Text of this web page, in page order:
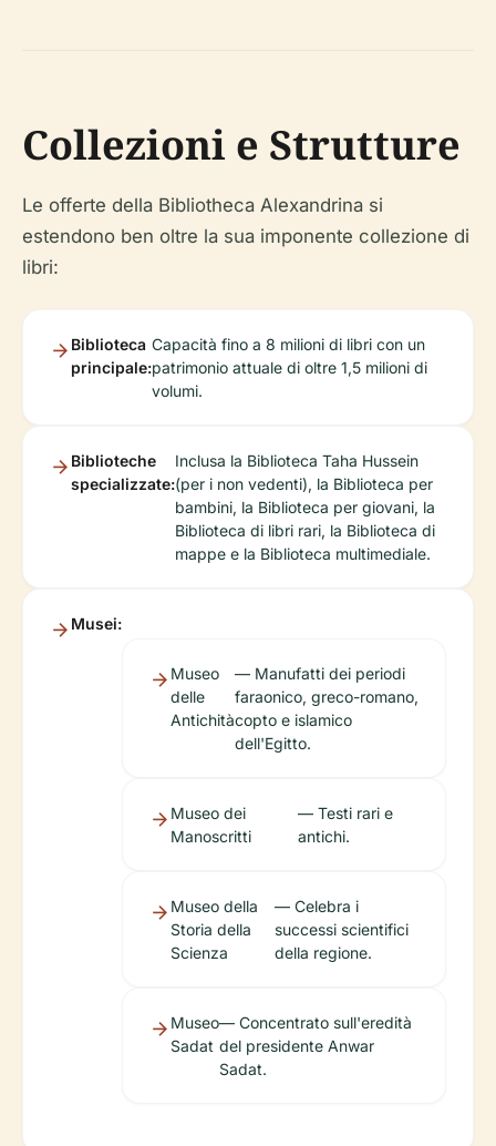
Collezioni e Strutture
Le offerte della Bibliotheca Alexandrina si
estendono ben oltre la sua imponente collezione di
libri:
Biblioteca
principale:
Capacità fino a 8 milioni di libri con un
patrimonio attuale di oltre 1,5 milioni di
volumi.
Biblioteche
specializzate:
Inclusa la Biblioteca Taha Hussein
(per i non vedenti), la Biblioteca per
bambini, la Biblioteca per giovani, la
Biblioteca di libri rari, la Biblioteca di
mappe e la Biblioteca multimediale.
Musei:
Museo
delle
Antichità
— Manufatti dei periodi
faraonico, greco-romano,
copto e islamico
dell'Egitto.
Museo dei
Manoscritti
— Testi rari e
antichi.
Museo della
Storia della
Scienza
— Celebra i
successi scientifici
della regione.
Museo
Sadat
— Concentrato sull'eredità
del presidente Anwar
Sadat.